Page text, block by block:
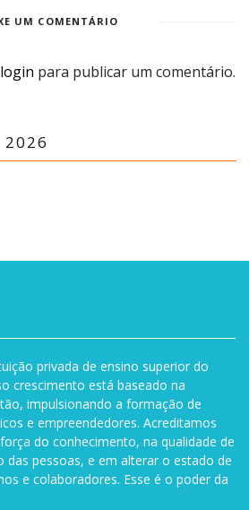
UM COMENTÁRIO
login para publicar um comentário.
2026
privada de ensino superior do
crescimento está baseado na
impulsionando a formação de
e empreendedores. Acreditamos
do conhecimento, na qualidade de
das pessoas, e em alterar o estado de
e colaboradores. Esse é o poder da